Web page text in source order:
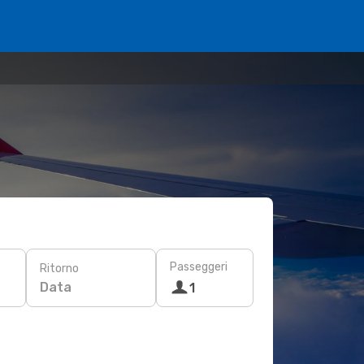
Ritorno
Data
Passeggeri
1